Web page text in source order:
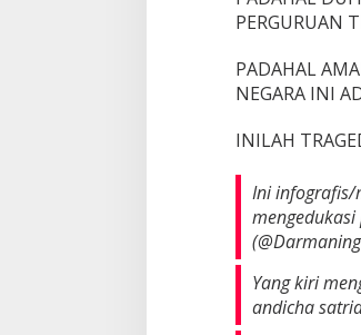
PERGURUAN
PADAHAL
NEGARA INI
INILAH
Ini infografis/
Yang kiri
andicha